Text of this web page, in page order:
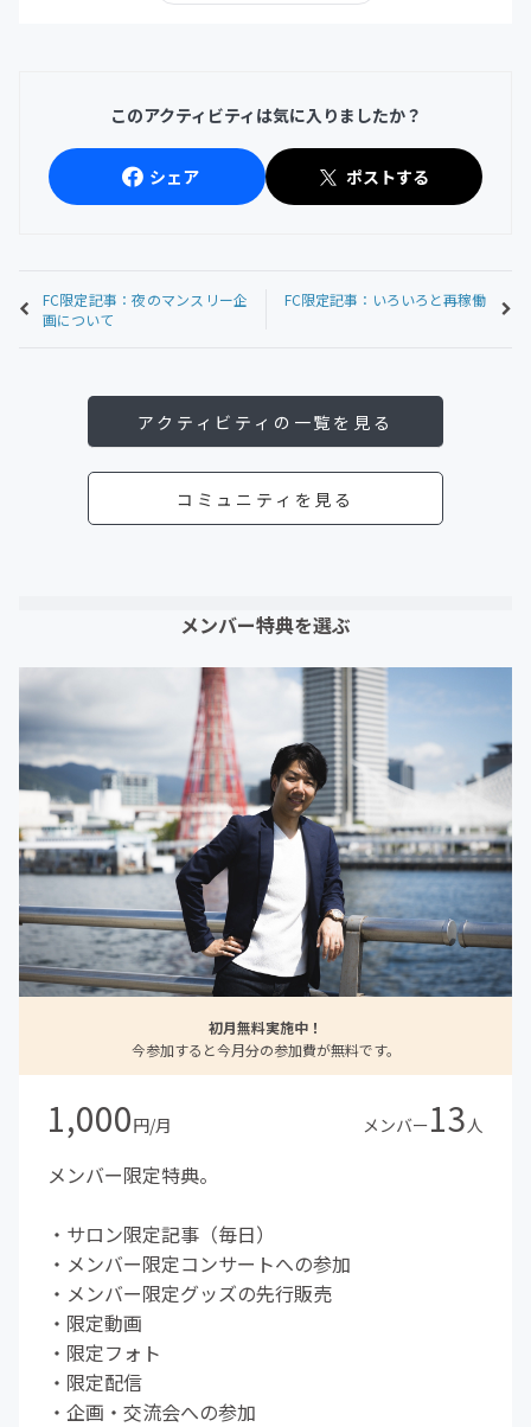
このアクティビティは気に入りましたか？
シェア ポストする
FC限定記事：夜のマンスリー企
画について
FC限定記事：いろいろと再稼働
アクティビティの一覧を見る
コミュニティを見る
メンバー特典を選ぶ
初月無料実施中！
今参加すると今月分の参加費が無料です。
1,000円/月 メンバー13 人
️メンバー限定特典。
・サロン限定記事（毎日）
・メンバー限定コンサートへの参加
・メンバー限定グッズの先行販売
・限定動画
・限定フォト
・限定配信
・企画・交流会への参加